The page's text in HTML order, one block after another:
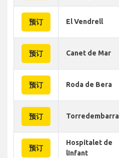
预订 El Vendrell
预订 Canet de Mar
预订 Roda de Bera
预订 Torredembarra
预订
Hospitalet de
lInfant